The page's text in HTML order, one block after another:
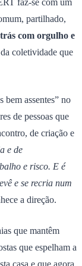
partilhado,
com orgulho e
coletividade que
bem assentes” no
de pessoas que
de criação e
e de
e risco. E é
e se recria num
a direção.
que mantêm
que espelham a
casa e que agora